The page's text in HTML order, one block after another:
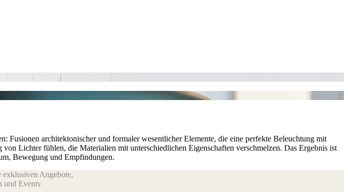
Fusionen architektonischer und formaler wesentlicher Elemente, die eine perfekte Beleuchtung mit
Lichter fühlen, die Materialien mit unterschiedlichen Eigenschaften verschmelzen. Das Ergebnis ist
Bewegung und Empfindungen.
exklusiven Angebote,
und Events